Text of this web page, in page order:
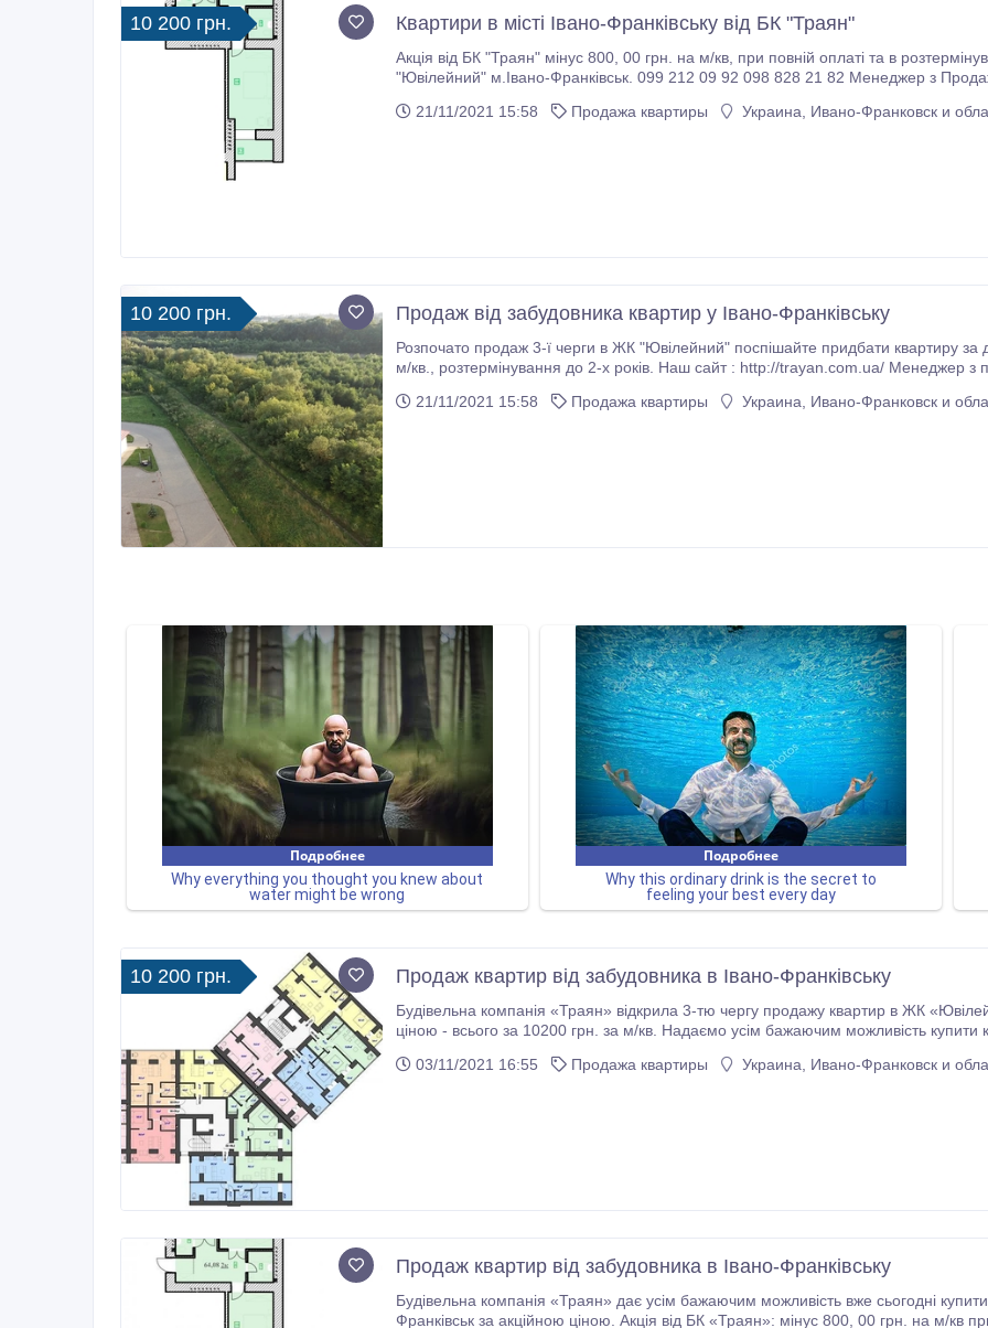
10 200 грн. Квартири в місті Івано-Франківську від БК "Траян"
Акція від БК "Траян" мінус 800, 00 грн. на м/кв, при повній оплаті та в розтермінування, поспішайте придбати квартири в ЖК
"Ювілейний" м.Івано-Франківськ. 099 212 09 92 098 828 21 82 Менеджер з
21/11/2021 15:58
Продажа квартиры Украина, Ивано-Франковск и
10 200 грн. Продаж від забудовника квартир у Івано-Франківську
Розпочато продаж 3-ї черги в ЖК "Ювілейний" поспішайте придбати квартиру за дуже вигідною ціною,
м/кв., розтермінування до 2-х років. Наш сайт : http://trayan.com.ua/
21/11/2021 15:58
Продажа квартиры Украина, Ивано-Франковск и
10 200 грн. Продаж квартир від забудовника в Івано-Франківську
Будівельна компанія «Траян» відкрила 3-тю чергу продажу квартир в ЖК
ціною - всього за 10200 грн. за м/кв. Надаємо усім бажаючим можливість купити
03/11/2021 16:55
Продажа квартиры Украина, Ивано-Франковск и
Продаж квартир від забудовника в Івано-Франківську
Будівельна компанія «Траян» дає усім бажаючим можливість вже сьогодні
Франківськ за акційною ціною. Акція від БК «Траян»: мінус 800, 00 грн. на м/кв